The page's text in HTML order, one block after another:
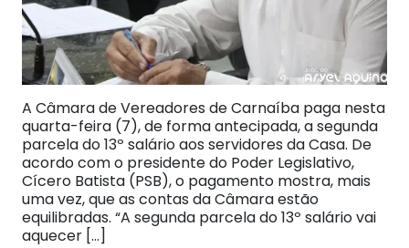
A Câmara de Vereadores de Carnaíba paga nesta
quarta-feira (7), de forma antecipada, a segunda
parcela do 13º salário aos servidores da Casa. De
acordo com o presidente do Poder Legislativo,
Cícero Batista (PSB), o pagamento mostra, mais
uma vez, que as contas da Câmara estão
equilibradas. “A segunda parcela do 13º salário vai
aquecer […]